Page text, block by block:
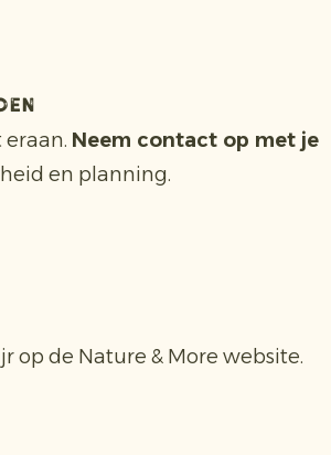
Neem contact op met je
en planning.
op de Nature & More website.